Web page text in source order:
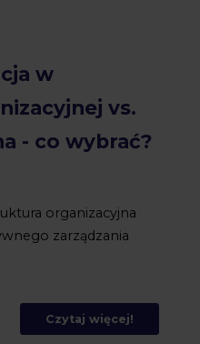
w
vs.
- co wybrać?
organizacyjna
zarządzania
Czytaj więcej!